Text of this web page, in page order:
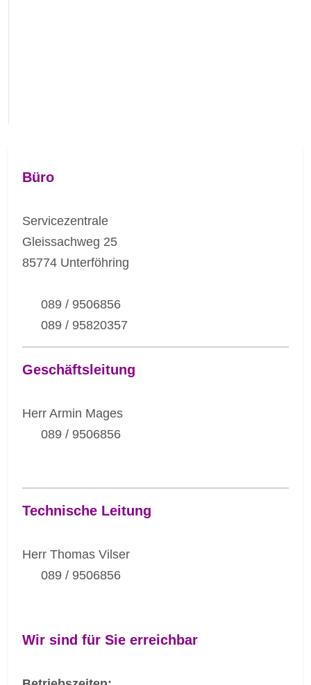
Büro
Servicezentrale
Gleissachweg 25
85774 Unterföhring
089 / 9506856
089 / 95820357
Geschäftsleitung
Herr Armin Mages
089 / 9506856
Technische Leitung
Herr Thomas Vilser
089 / 9506856
Wir sind für Sie erreichbar